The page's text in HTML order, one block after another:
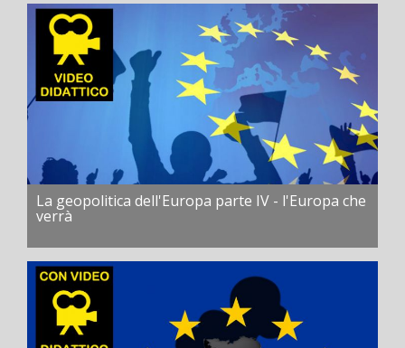
La geopolitica dell'Europa parte IV - l'Europa che
verrà